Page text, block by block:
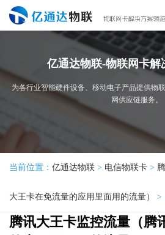
亿通达物联-物联网卡解
为各行业智能硬件设备、移动电子产品提供物
网供应链服务。
当前位置： 亿通达物联 > 电信物联卡 >
大王卡在免流量的应用里面用的流量） >
腾讯大王卡监控流量（腾